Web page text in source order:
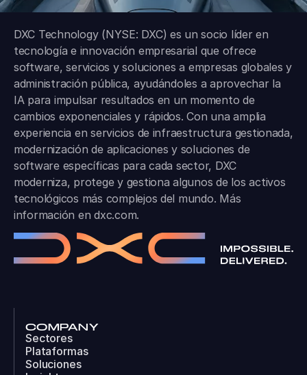
DXC Technology (NYSE: DXC) es un socio líder en
tecnología e innovación empresarial que ofrece
software, servicios y soluciones a empresas globales y
administración pública, ayudándoles a aprovechar la
IA para impulsar resultados en un momento de
cambios exponenciales y rápidos. Con una amplia
experiencia en servicios de infraestructura gestionada,
modernización de aplicaciones y soluciones de
software específicas para cada sector, DXC
moderniza, protege y gestiona algunos de los activos
tecnológicos más complejos del mundo. Más
información endxc.com.
COMPANY
Sectores
Plataformas
Soluciones